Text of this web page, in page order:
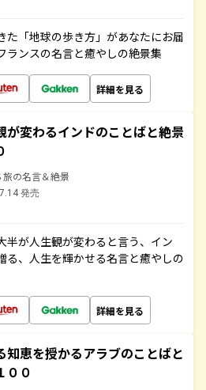
た「地球の歩き方」があなたにお届
ランスの名言と癒やしの絶景集
詳細を見る
が変わるインドのことばと絶景
旅の名言＆絶景
発売
半が人生観が変わると言う、イン
る、人生を輝かせる名言と癒やしの
詳細を見る
知恵を授かるアラブのことばと
００